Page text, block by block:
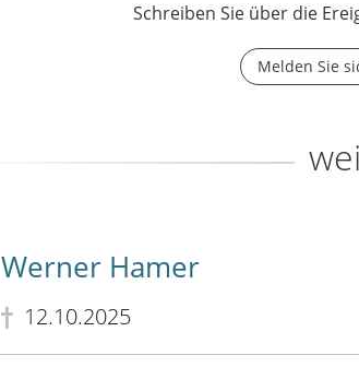
Schreiben Sie über die
Melden Sie
Werner Hamer
12.10.2025